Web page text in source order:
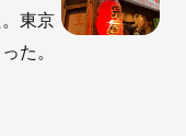
東京
た。